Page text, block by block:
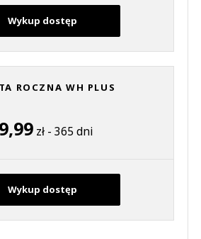
Wykup dostęp
ROCZNA WH PLUS
zł - 365 dni
Wykup dostęp